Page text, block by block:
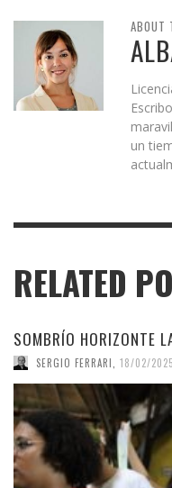
ABOUT
un
RELATED
SOMBRÍO HORIZONTE
SERGIO FERRARI 18/02/2025